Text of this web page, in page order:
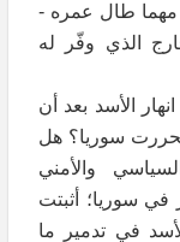
مهما طال عمره -
الذي وفّر له
الأسد بعد أن
تحررت سوريا؟ هل
والأمني
في سوريا؛ أثبتت
في تدمير ما